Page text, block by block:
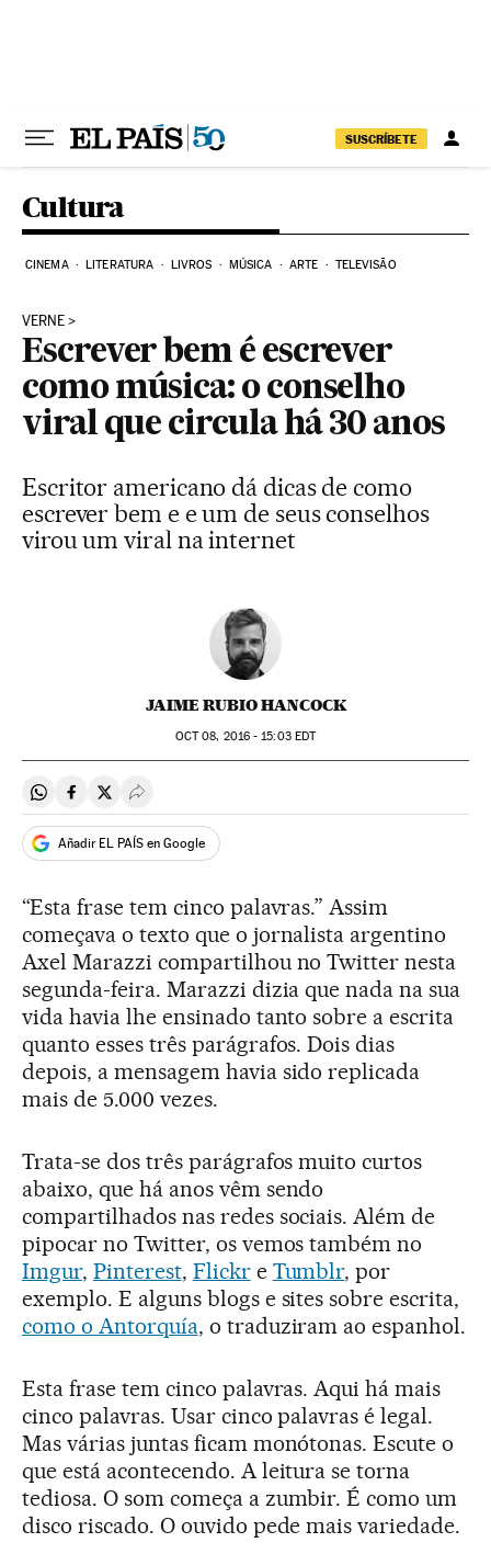
SUSCRÍBETE
Cultura
CINEMA LITERATURA LIVROS MÚSICA ARTE TELEVISÃO
VERNE
Escrever bem é escrever
como música: o conselho
viral que circula há 30 anos
Escritor americano dá dicas de como
escrever bem e e um de seus conselhos
virou um viral na internet
JAIME RUBIO HANCOCK
OCT08, 2016 - 15:03EDT
Compartir en Whatsapp
Compartir en Facebook
Compartir en Twitter
Desplegar Redes Sociales
Añadir EL PAÍS en Google
“Esta frase tem cinco palavras.” Assim
começava o texto que o jornalista argentino
Axel Marazzi compartilhou no Twitter nesta
segunda-feira. Marazzi dizia que nada na sua
vida havia lhe ensinado tanto sobre a escrita
quanto esses três parágrafos. Dois dias
depois, a mensagem havia sido replicada
mais de 5.000 vezes.
Trata-se dos três parágrafos muito curtos
abaixo, que há anos vêm sendo
compartilhados nas redes sociais. Além de
pipocar no Twitter, os vemos também no
Imgur, Pinterest, Flickre Tumblr, por
exemplo. E alguns blogs e sites sobre escrita,
como o Antorquía, o traduziram ao espanhol.
Esta frase tem cinco palavras. Aqui há mais
cinco palavras. Usar cinco palavras é legal.
Mas várias juntas ficam monótonas. Escute o
que está acontecendo. A leitura se torna
tediosa. O som começa a zumbir. É como um
disco riscado. O ouvido pede mais variedade.